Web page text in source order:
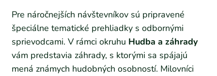
Pre náročnejších návštevníkov sú pripravené
špeciálne tematické prehliadky s odbornými
sprievodcami. V rámci okruhu Hudba a záhrady
vám predstavia záhrady, s ktorými sa spájajú
mená známych hudobných osobností. Milovníci